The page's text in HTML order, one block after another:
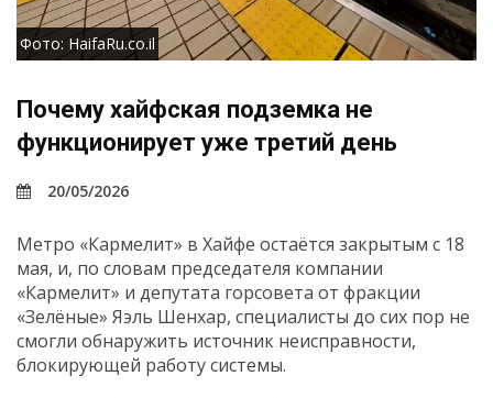
Фото: HaifaRu.co.il
Почему хайфская подземка не
функционирует уже третий день
20/05/2026
Метро «Кармелит» в Хайфе остаётся закрытым с 18
мая, и, по словам председателя компании
«Кармелит» и депутата горсовета от фракции
«Зелёные» Яэль Шенхар, специалисты до сих пор не
смогли обнаружить источник неисправности,
блокирующей работу системы.